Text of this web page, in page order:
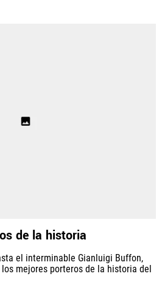
de la historia
el interminable Gianluigi Buffon,
mejores porteros de la historia del